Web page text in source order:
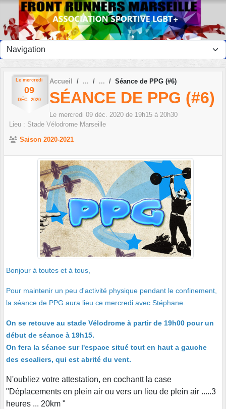
Le mercredi
09
DÉC. 2020
Accueil Séance de PPG (#6)
SÉANCE DE PPG (#6)
Le mercredi 09 déc. 2020 de 19h15 à 20h30
Lieu : Stade Vélodrome Marseille
Saison 2020-2021
Bonjour à toutes et à tous,
Pour maintenir un peu d'activité physique pendant le confinement,
la séance de PPG aura lieu ce mercredi avec Stéphane.
On se retouve au stade Vélodrome à partir de 19h00 pour un
début de séance à 19h15.
On fera la séance sur l'espace situé tout en haut a gauche
des escaliers, qui est abrité du vent.
N'oubliez votre attestation, en cochantt la case
"Déplacements en plein air ou vers un lieu de plein air .....3
heures ... 20km "
Panneau de gestion des cookies